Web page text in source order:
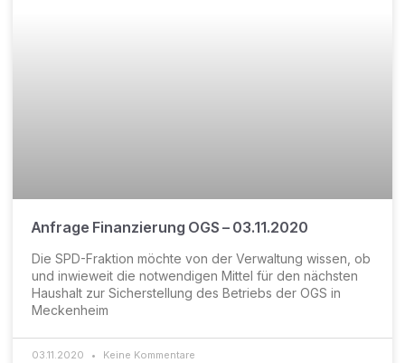
Anfrage Finanzierung OGS – 03.11.2020
Die SPD-Fraktion möchte von der Verwaltung wissen, ob
und inwieweit die notwendigen Mittel für den nächsten
Haushalt zur Sicherstellung des Betriebs der OGS in
Meckenheim
03.11.2020 Keine Kommentare